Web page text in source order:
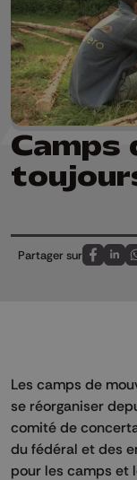
Camps
Partager sur
Les camps de
se réorganiser
comité de
du fédéral et des
pour les camps et